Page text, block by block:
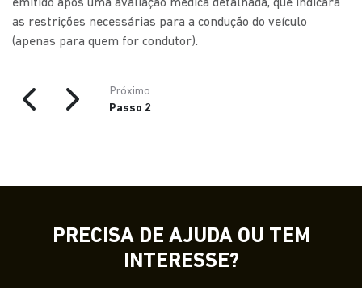
emitido após uma avaliação médica detalhada, que indicará
as restrições necessárias para a condução do veículo
(apenas para quem for condutor).
Próximo
Passo 2
PRECISA DE AJUDA OU TEM
INTERESSE?